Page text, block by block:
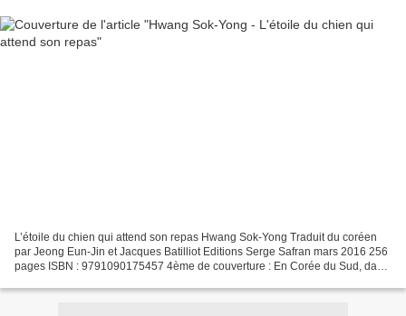
L’étoile du chien qui attend son repas Hwang Sok-Yong Traduit du coréen
par Jeong Eun-Jin et Jacques Batilliot Editions Serge Safran mars 2016 256
pages ISBN : 9791090175457 4ème de couverture : En Corée du Sud, dans